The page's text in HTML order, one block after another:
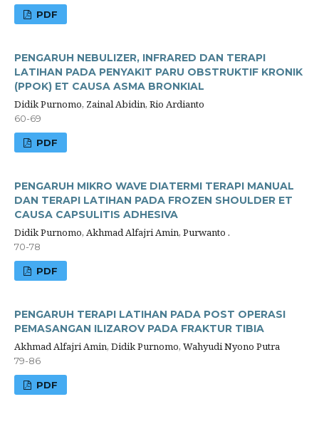
PDF
PENGARUH NEBULIZER, INFRARED DAN TERAPI
LATIHAN PADA PENYAKIT PARU OBSTRUKTIF KRONIK
(PPOK) ET CAUSA ASMA BRONKIAL
Didik Purnomo, Zainal Abidin, Rio Ardianto
60-69
PDF
PENGARUH MIKRO WAVE DIATERMI TERAPI MANUAL
DAN TERAPI LATIHAN PADA FROZEN SHOULDER ET
CAUSA CAPSULITIS ADHESIVA
Didik Purnomo, Akhmad Alfajri Amin, Purwanto .
70-78
PDF
PENGARUH TERAPI LATIHAN PADA POST OPERASI
PEMASANGAN ILIZAROV PADA FRAKTUR TIBIA
Akhmad Alfajri Amin, Didik Purnomo, Wahyudi Nyono Putra
79-86
PDF